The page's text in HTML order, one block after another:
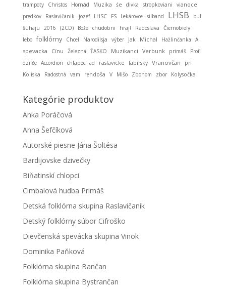
trampoty
Christos Hornád Muzika śe divka stropkoviani
vianoce
predkov
Raslavičanik jozef LHSC FS Lekárovce silband LHSB
bul
šuhaju
2016 (2CD) Bože chudobni hraj! Radoslava
Čiernobiely
lebo folklórny Chcel Narodilsja výber Jak Michal Hažlinčanka A
spevacka Cínu Železná ŤASKO Muzikanci Verbunk primáš
Profi
dzifče Accordion chlapec ad raslavicke labirsky Vranovčan
pri
Kolíska
Radostná vam rendoša V Mišo Zbohom zbor Kolysočka
Kategórie produktov
Anka Poráčová
Anna Šefčíková
Autorské piesne Jána Šoltésa
Bardijovske dzivečky
Biňatinskí chlopci
Cimbalová hudba Primáš
Detská folklórna skupina Raslavičanik
Detský folklórny súbor Cifroško
Dievčenská spevácka skupina Vinok
Dominika Paňková
Folklórna skupina Bančan
Folklórna skupina Bystrančan